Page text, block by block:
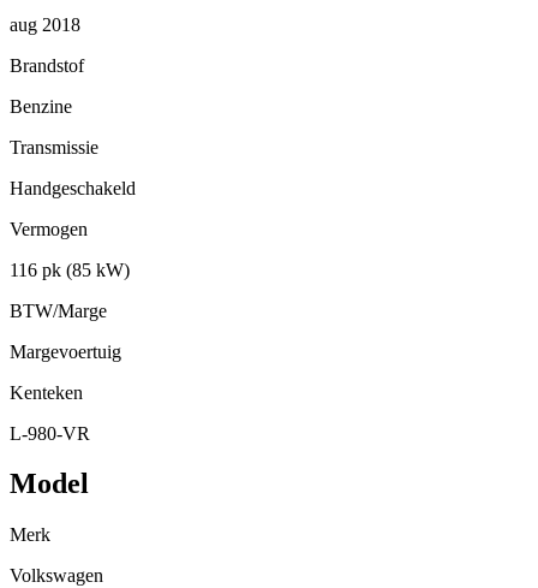
aug 2018
Brandstof
Benzine
Transmissie
Handgeschakeld
Vermogen
116 pk (85 kW)
BTW/Marge
Margevoertuig
Kenteken
L-980-VR
Model
Merk
Volkswagen